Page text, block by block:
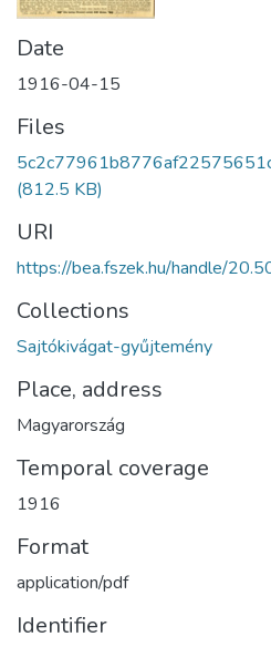
Date
1916-04-15
Files
(812.5 KB)
URI
https://bea.fszek.hu/handle/
Collections
Sajtókivágat-gyűjtemény
Place, address
Magyarország
Temporal coverage
1916
Format
application/pdf
Identifier